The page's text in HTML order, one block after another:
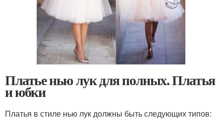
Платье нью лук для полных. Платья
и юбки
Платья в стиле нью лук должны быть следующих типов: